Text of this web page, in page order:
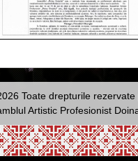
Toate drepturile rezervate
Artistic Profesionist